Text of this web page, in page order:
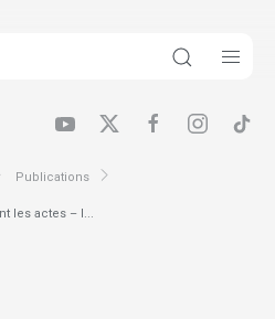
Publications
les actes – l...